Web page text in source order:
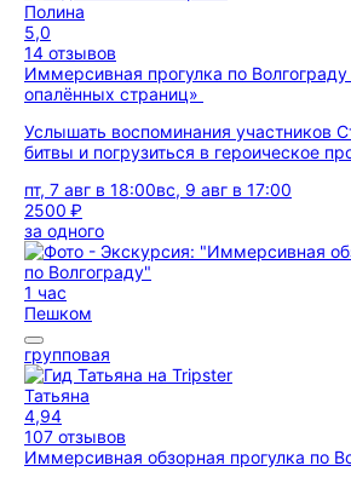
Полина
5,0
14 отзывов
Иммерсивная прогулка по Волгограду
опалённых страниц»
Услышать воспоминания участников
битвы и погрузиться в героическое
пт, 7 авг в 18:00вс, 9 авг в 17:00
2500 ₽
за одного
1 час
Пешком
групповая
Татьяна
4,94
107 отзывов
Иммерсивная обзорная прогулка по